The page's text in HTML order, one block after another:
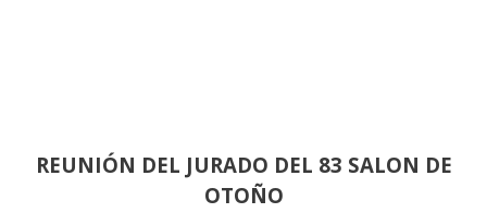
REUNIÓN DEL JURADO DEL 83 SALON DE
OTOÑO